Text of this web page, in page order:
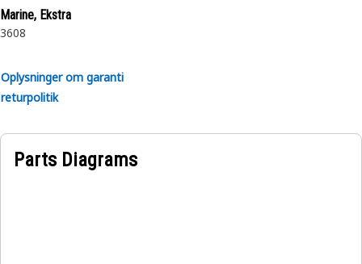
Marine, Ekstra
3608
Oplysninger om garanti
returpolitik
Parts Diagrams